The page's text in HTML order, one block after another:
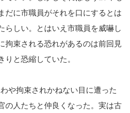
だに市職員がそれを口にするとは
らしい。とはいえ市職員を威嚇し
拘束される恐れがあるのは前回見
りと恐縮していた。
や拘束されかねない目に遭った
の人たちと仲良くなった。実は古